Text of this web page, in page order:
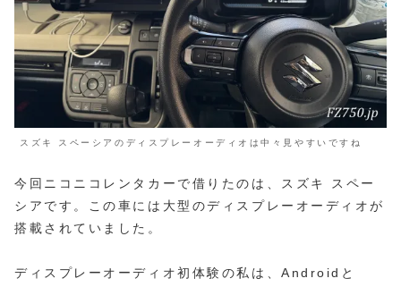
スズキ スペーシアのディスプレーオーディオは中々見やすいですね
今回ニコニコレンタカーで借りたのは、スズキ スペー
シアです。この車には大型のディスプレーオーディオが
搭載されていました。
ディスプレーオーディオ初体験の私は、Androidと